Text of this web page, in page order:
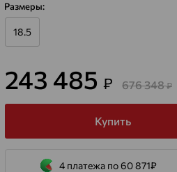
Размеры:
18.5
243 485 ₽ 676 348₽
Купить
4 платежа по 60 871₽